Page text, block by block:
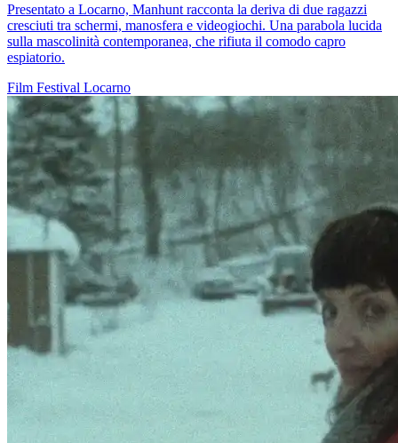
Presentato a Locarno, Manhunt racconta la deriva di due ragazzi
cresciuti tra schermi, manosfera e videogiochi. Una parabola lucida
sulla mascolinità contemporanea, che rifiuta il comodo capro
espiatorio.
Film Festival Locarno